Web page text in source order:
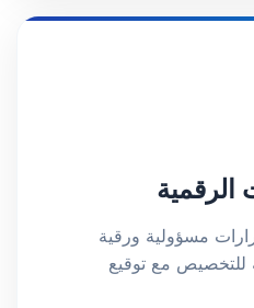
الرقمية
مسؤولية ورقية
للتخصيص مع توقيع